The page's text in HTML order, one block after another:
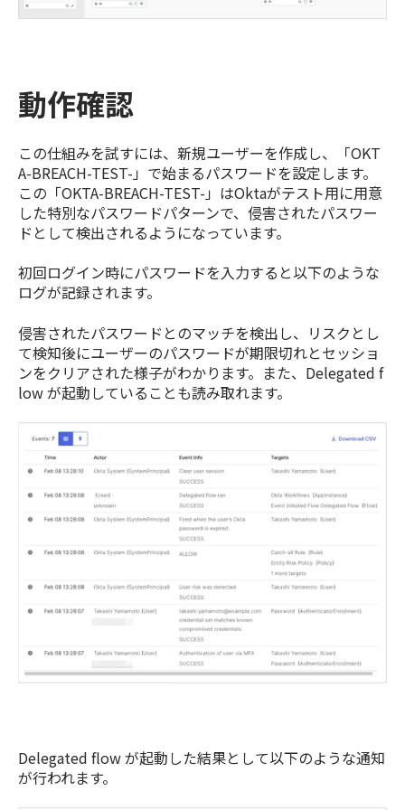
動作確認
この仕組みを試すには、新規ユーザーを作成し、「OKT
A-BREACH-TEST-」で始まるパスワードを設定します。
この「OKTA-BREACH-TEST-」はOktaがテスト用に用意
した特別なパスワードパターンで、侵害されたパスワー
ドとして検出されるようになっています。
初回ログイン時にパスワードを入力すると以下のような
ログが記録されます。
侵害されたパスワードとのマッチを検出し、リスクとし
て検知後にユーザーのパスワードが期限切れとセッショ
ンをクリアされた様子がわかります。また、Delegated f
low が起動していることも読み取れます。
Delegated flow が起動した結果として以下のような通知
が行われます。